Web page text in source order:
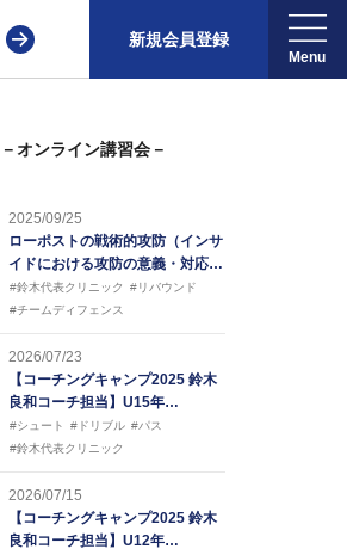
新規会員登録
－オンライン講習会－
2025/09/25
ローポストの戦術的攻防（インサ
イドにおける攻防の意義・対応…
#鈴木代表クリニック
#リバウンド
#チームディフェンス
2026/07/23
【コーチングキャンプ2025 鈴木
良和コーチ担当】U15年…
#シュート #ドリブル #パス
#鈴木代表クリニック
2026/07/15
【コーチングキャンプ2025 鈴木
良和コーチ担当】U12年…